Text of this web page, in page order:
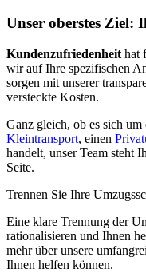
Unser oberstes Ziel:
Kundenzufriedenheit hat
wir auf Ihre spezifischen
sorgen mit unserer
versteckte Kosten.
Ganz gleich, ob es sich
Kleintransport, einen
handelt, unser Team steht
Seite.
Trennen Sie Ihre
Eine klare Trennung der
rationalisieren und Ihnen
mehr über unsere
Ihnen helfen können.